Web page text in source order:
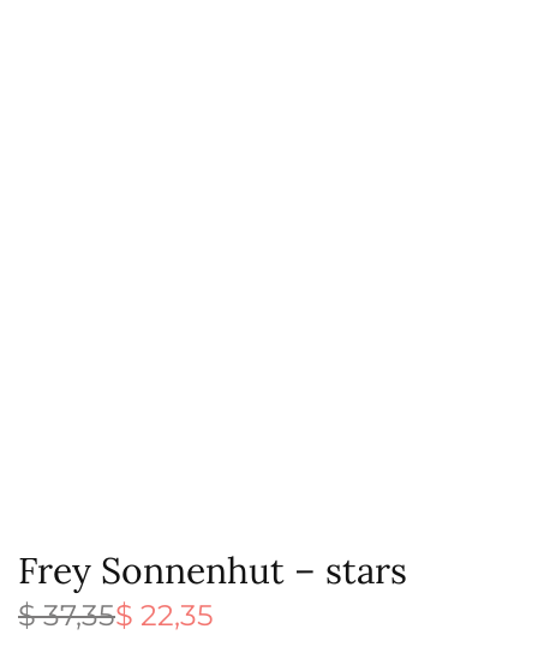
Frey Sonnenhut – stars
$37,35
Ursprünglicher
Preis war:
$ 22,35
Aktueller
Preis ist: